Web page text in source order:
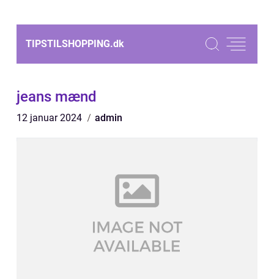
TIPSTILSHOPPING.dk
jeans mænd
12 januar 2024 admin